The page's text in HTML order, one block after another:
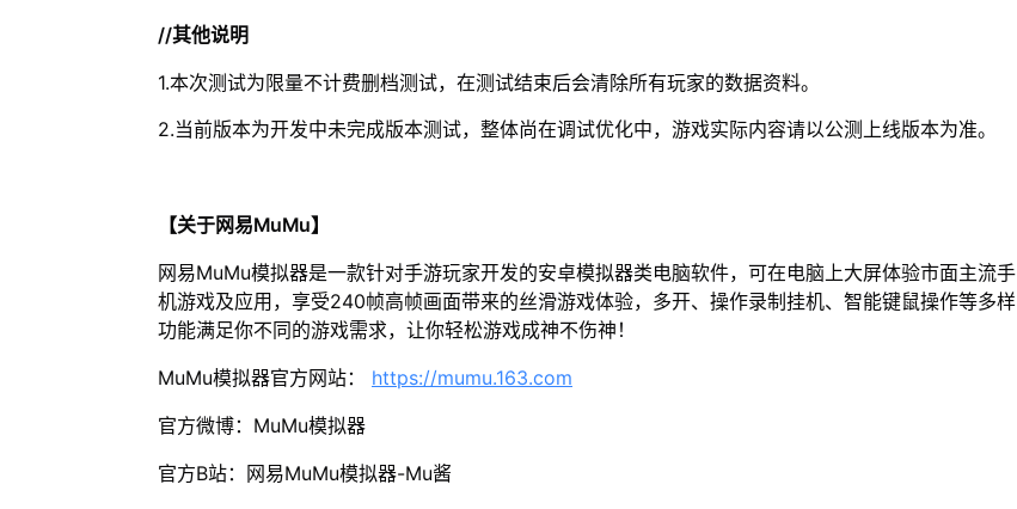
//其他说明
1.本次测试为限量不计费删档测试，在测试结束后会清除所有玩家的数据资料。
2.当前版本为开发中未完成版本测试，整体尚在调试优化中，游戏实际内容请以公测上线版本为准。
【关于网易MuMu】
网易MuMu模拟器是一款针对手游玩家开发的安卓模拟器类电脑软件，可在电脑上大屏体验市面主流手
机游戏及应用，享受240帧高帧画面带来的丝滑游戏体验，多开、操作录制挂机、智能键鼠操作等多样
功能满足你不同的游戏需求，让你轻松游戏成神不伤神！
MuMu模拟器官方网站： https://mumu.163.com
官方微博：MuMu模拟器
官方B站：网易MuMu模拟器-Mu酱